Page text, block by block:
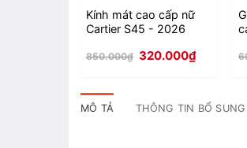
Kính mát cao cấp nữ
Cartier S45 - 2026
850.000₫ Giá
gốc
320.000₫Giá
MÔ TẢ THÔNG TIN BỔ SUNG